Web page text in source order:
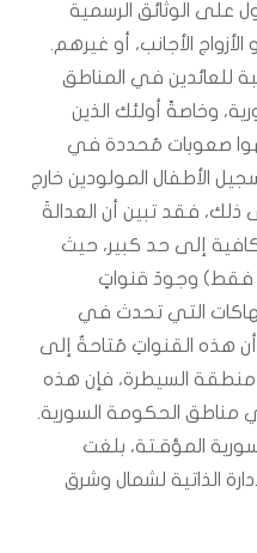
على الوثائق الرسمية
الأجانب، أو غيرهم.
للعائدين في المناطق
وخاصةً أولئك الذين
صعوبات مُحددة في
الأطفال المولودين خارج
ذلك، فقد تبين أن العدالةَ
كافية إلى حد كبير، حيث
عددٌ قليل من العائدين (١٤٪ فقط) وجودَ قنواتٍ
التي تحدث في
أن هذه القنواتِ مُتاحةٌ إلى
منطقة السيطرة، فإن هذه
مناطق الحكومة السورية.
المؤقـتة، بلغت
الإدارة الذاتية لشمال وشرق